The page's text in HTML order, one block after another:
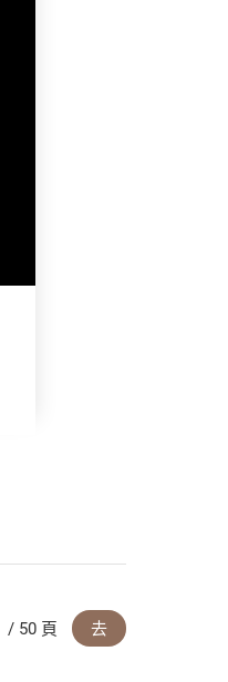
/ 50 頁 去